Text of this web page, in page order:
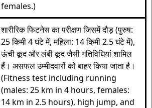
females.)
शारीरिक फिटनेस का परीक्षण जिसमें दौड़ (पुरुष:
25 किमी 4 घंटे में, महिला: 14 किमी 2.5 घंटे में),
ऊंची कूद और लंबी कूद जैसी गतिविधियां शामिल
हैं। असफल उम्मीदवारों को बाहर किया जाता है।
(Fitness test including running
(males: 25 km in 4 hours, females:
14 km in 2.5 hours), high jump, and